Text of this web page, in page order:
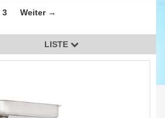
3 Weiter →
LISTE